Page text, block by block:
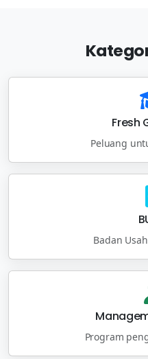
Fresh
Peluang
Badan
Program